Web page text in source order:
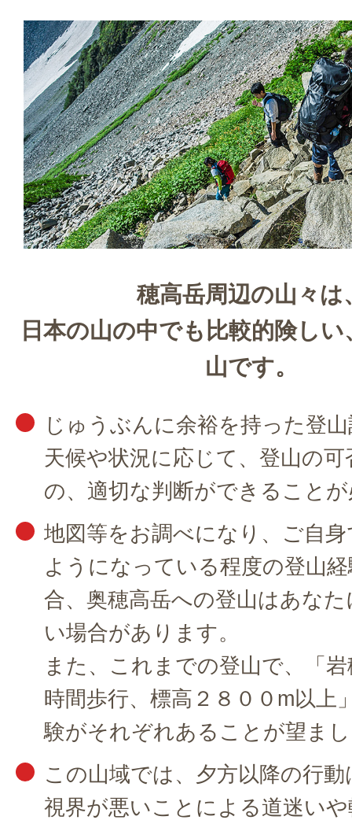
穂高岳周辺の山々は
日本の山の中でも比較的険し
山です。
じゅうぶんに余裕を持った登
天候や状況に応じて、登山の
の、適切な判断ができること
地図等をお調べになり、ご自
ようになっている程度の登山
合、奥穂高岳への登山はあな
い場合があります。
また、これまでの登山で、「
時間歩行、標高２８００m以上
験がそれぞれあることが望ま
この山域では、夕方以降の行
視界が悪いことによる道迷い